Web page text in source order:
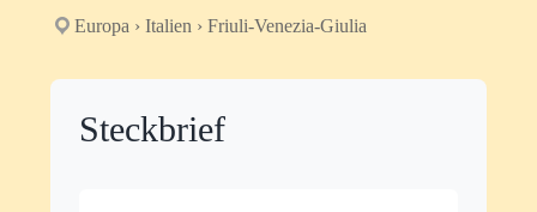
Europa › Italien › Friuli-Venezia-Giulia
Steckbrief